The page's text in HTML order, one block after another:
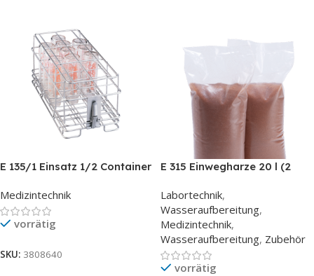
E 135/1 Einsatz 1/2 Container
Medizintechnik
vorrätig
SKU: 3808640
E 315 Einwegharze 20 l (2
Labortechnik,
Wasseraufbereitung,
Medizintechnik,
Wasseraufbereitung, Zubehör
vorrätig